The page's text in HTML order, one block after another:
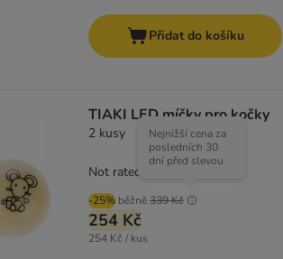
Přidat do košíku
TIAKI LED míčky pro kočky
2 kusy
-25% běžně339 Kč
Nejnižší cena za
posledních 30
dní před slevou
254 Kč
254 Kč / kus
Not rated